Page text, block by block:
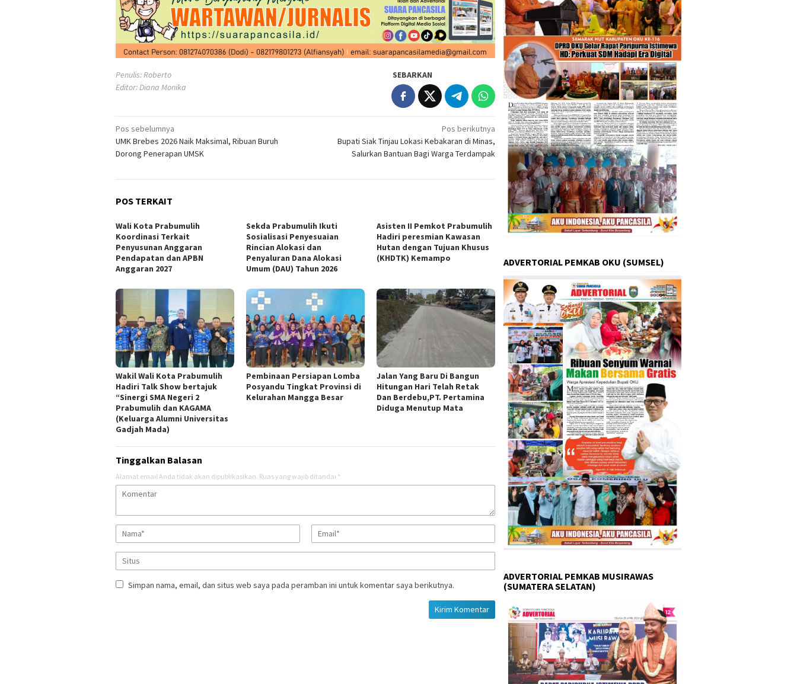
Penulis: Roberto
Editor: Diana Monika
SEBARKAN
Navigasi
pos
Pos sebelumnya
UMK Brebes 2026 Naik Maksimal, Ribuan Buruh
Dorong Penerapan UMSK
Pos berikutnya
Bupati Siak Tinjau Lokasi Kebakaran di Minas,
Salurkan Bantuan Bagi Warga Terdampak
POS TERKAIT
Wali Kota Prabumulih
Koordinasi Terkait
Penyusunan Anggaran
Pendapatan dan APBN
Anggaran 2027
Sekda Prabumulih Ikuti
Sosialisasi Penyesuaian
Rincian Alokasi dan
Penyaluran Dana Alokasi
Umum (DAU) Tahun 2026
Asisten II Pemkot Prabumulih
Hadiri peresmian Kawasan
Hutan dengan Tujuan Khusus
(KHDTK) Kemampo
Wakil Wali Kota Prabumulih
Hadiri Talk Show bertajuk
“Sinergi SMA Negeri 2
Prabumulih dan KAGAMA
(Keluarga Alumni Universitas
Gadjah Mada)
Pembinaan Persiapan Lomba
Posyandu Tingkat Provinsi di
Kelurahan Mangga Besar
Jalan Yang Baru Di Bangun
Hitungan Hari Telah Retak
Dan Berdebu,PT. Pertamina
Diduga Menutup Mata
Tinggalkan Balasan
Alamat email Anda tidak akan dipublikasikan. Ruas yang wajib ditandai *
Simpan nama, email, dan situs web saya pada peramban ini untuk komentar saya berikutnya.
ADVERTORIAL PEMKAB OKU (SUMSEL)
ADVERTORIAL PEMKAB MUSIRAWAS
(SUMATERA SELATAN)